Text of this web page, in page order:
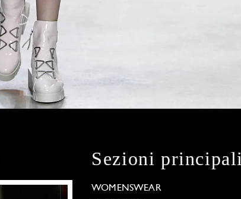
Sezioni principali
WOMENSWEAR